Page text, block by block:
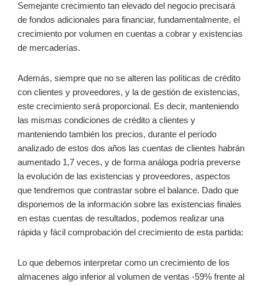
Semejante crecimiento tan elevado del negocio precisará
de fondos adicionales para financiar, fundamentalmente, el
crecimiento por volumen en cuentas a cobrar y existencias
de mercaderías.
Además, siempre que no se alteren las políticas de crédito
con clientes y proveedores, y la de gestión de existencias,
este crecimiento será proporcional. Es decir, manteniendo
las mismas condiciones de crédito a clientes y
manteniendo también los precios, durante el período
analizado de estos dos años las cuentas de clientes habrán
aumentado 1,7 veces, y de forma análoga podría preverse
la evolución de las existencias y proveedores, aspectos
que tendremos que contrastar sobre el balance. Dado que
disponemos de la información sobre las existencias finales
en estas cuentas de resultados, podemos realizar una
rápida y fácil comprobación del crecimiento de esta partida:
Lo que debemos interpretar como un crecimiento de los
almacenes algo inferior al volumen de ventas -59% frente al